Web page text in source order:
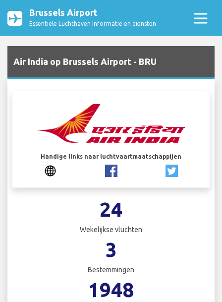
Brussels Airport
Essentiële Luchthaven Informatie en diensten
Air India op Brussels Airport - BRU
Handige links naar luchtvaartmaatschappijen
24
Wekelijkse vluchten
3
Bestemmingen
1948